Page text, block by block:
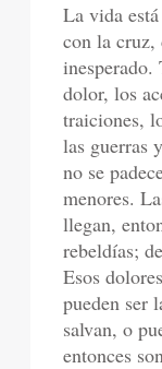
La vida
con la cruz,
inesperado.
dolor, los
traiciones,
las guerras
no se
menores.
llegan,
rebeldías;
Esos
pueden ser
salvan, o
entonces